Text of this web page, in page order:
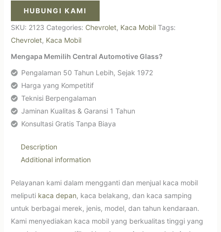
HUBUNGI KAMI
SKU: 2123 Categories: Chevrolet, Kaca Mobil Tags:
Chevrolet, Kaca Mobil
Mengapa Memilih Central Automotive Glass?
Pengalaman 50 Tahun Lebih, Sejak 1972
Harga yang Kompetitif
Teknisi Berpengalaman
Jaminan Kualitas & Garansi 1 Tahun
Konsultasi Gratis Tanpa Biaya
Description
Additional information
Pelayanan kami dalam mengganti dan menjual kaca mobil
meliputi kaca depan, kaca belakang, dan kaca samping
untuk berbagai merek, jenis, model, dan tahun kendaraan.
Kami menyediakan kaca mobil yang berkualitas tinggi yang